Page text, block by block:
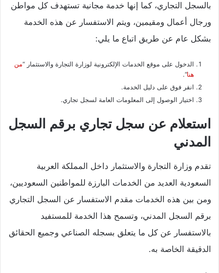
بالسجل التجاري، كما إنها خدمة مجانية تستهدف كل مواطن
ورجال أعمال ومقيمين، ويتم الاستفسار عن هذه الخدمة
بشكل عام عن طريق اتباع ما يلي:
الدخول على موقع الخدمات الإلكترونية لوزارة التجارة والاستثمار “من
هنا“.
انقر فوق على دليل الخدمة.
اختيار الوصول إلى المعلومات العامة لسجل تجاري.
استعلام عن سجل تجاري برقم السجل
المدني
تقدم وزارة التجارة والاستثمار داخل المملكة العربية
السعودية العديد من الخدمات البارزة للمواطنين السعوديين،
ومن بين هذه الخدمات مقدم الاستفسار عن السجل التجاري
برقم السجل المدني، وتسمح هذا الخدمة للمستفيد
بالاستفسار عن كل ما يتعلق بسجله الصناعي وجميع الحقائق
الدقيقة الخاصة به.